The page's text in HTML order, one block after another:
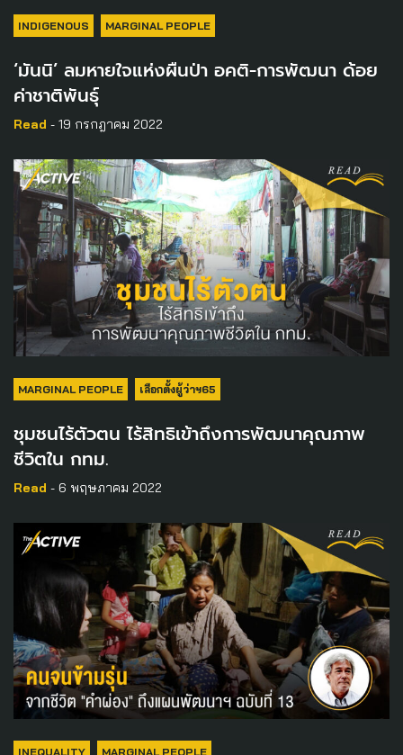
INDIGENOUS MARGINAL PEOPLE
‘มันนิ’ ลมหายใจแห่งผืนป่า อคติ-การพัฒนา ด้อย
ค่าชาติพันธุ์
Read - 19 กรกฎาคม 2022
MARGINAL PEOPLE เลือกตั้งผู้ว่าฯ65
ชุมชนไร้ตัวตน ไร้สิทธิเข้าถึงการพัฒนาคุณภาพ
ชีวิตใน กทม.
Read - 6 พฤษภาคม 2022
INEQUALITY MARGINAL PEOPLE